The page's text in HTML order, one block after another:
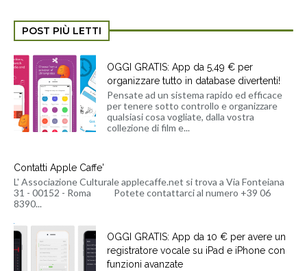
POST PIÙ LETTI
OGGI GRATIS: App da 5,49 € per
organizzare tutto in database divertenti!
Pensate ad un sistema rapido ed efficace
per tenere sotto controllo e organizzare
qualsiasi cosa vogliate, dalla vostra
collezione di film e...
Contatti Apple Caffe'
L' Associazione Culturale applecaffe.net si trova a Via Fonteiana
31 - 00152 - Roma Potete contattarci al numero +39 06
8390...
OGGI GRATIS: App da 10 € per avere un
registratore vocale su iPad e iPhone con
funzioni avanzate